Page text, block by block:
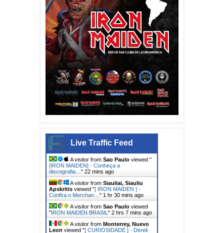
Live Traffic Feed
A visitor from Sao Paulo viewed "
[IRON MAIDEN] - Conheça a
discografia…" 22 mins ago
A visitor from Siauliai, Siauliu
Apskritis viewed "[ IRON MAIDEN ] -
Confira o Merchan…" 1 hr 30 mins ago
A visitor from Sao Paulo viewed
" IRON MAIDEN BRASIL" 2 hrs 7 mins ago
A visitor from Monterrey, Nuevo
Leon viewed "[ CURIOSIDADE ] - Derek